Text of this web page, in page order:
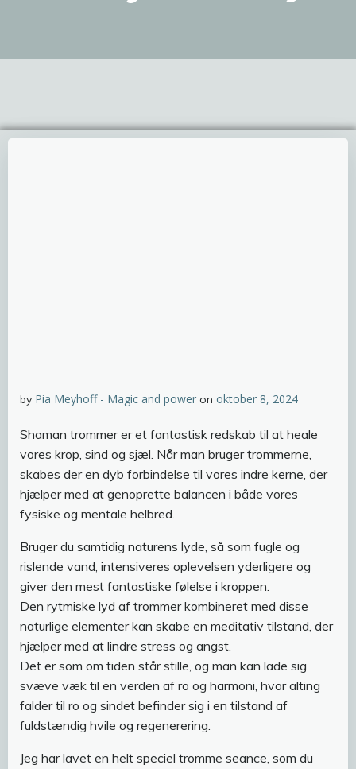
by Pia Meyhoff - Magic and power on oktober 8, 2024
Shaman trommer er et fantastisk redskab til at heale
vores krop, sind og sjæl. Når man bruger trommerne,
skabes der en dyb forbindelse til vores indre kerne, der
hjælper med at genoprette balancen i både vores
fysiske og mentale helbred.
Bruger du samtidig naturens lyde, så som fugle og
rislende vand, intensiveres oplevelsen yderligere og
giver den mest fantastiske følelse i kroppen.
Den rytmiske lyd af trommer kombineret med disse
naturlige elementer kan skabe en meditativ tilstand, der
hjælper med at lindre stress og angst.
Det er som om tiden står stille, og man kan lade sig
svæve væk til en verden af ro og harmoni, hvor alting
falder til ro og sindet befinder sig i en tilstand af
fuldstændig hvile og regenerering.
Jeg har lavet en helt speciel tromme seance, som du